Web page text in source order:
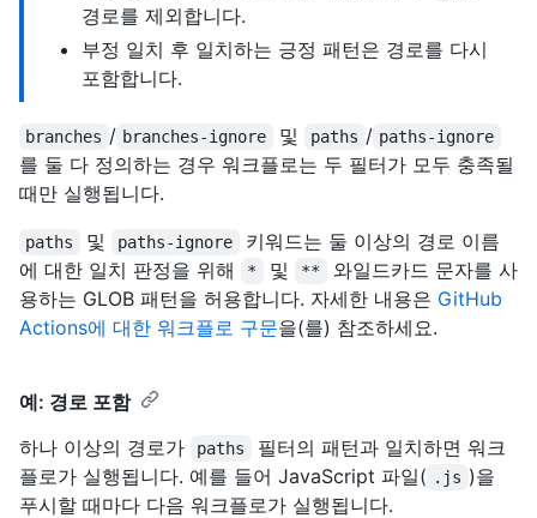
경로를 제외합니다.
부정 일치 후 일치하는 긍정 패턴은 경로를 다시
포함합니다.
branches / branches-ignore 및 paths / paths-ignore
를 둘 다 정의하는 경우 워크플로는 두 필터가 모두 충족될
때만 실행됩니다.
paths 및 paths-ignore
키워드는 둘 이상의 경로 이름
에 대한 일치 판정을 위해
* 및 **
와일드카드 문자를 사
용하는 GLOB 패턴을 허용합니다. 자세한 내용은 GitHub
Actions에 대한 워크플로 구문을(를) 참조하세요.
예: 경로 포함
하나 이상의 경로가
paths
필터의 패턴과 일치하면 워크
플로가 실행됩니다. 예를 들어 JavaScript 파일( .js )을
푸시할 때마다 다음 워크플로가 실행됩니다.